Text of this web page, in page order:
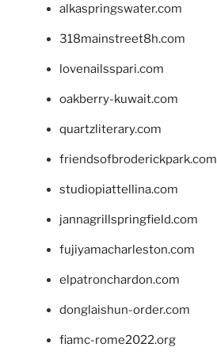
alkaspringswater.com
318mainstreet8h.com
lovenailsspari.com
oakberry-kuwait.com
quartzliterary.com
friendsofbroderickpark.com
studiopiattellina.com
jannagrillspringfield.com
fujiyamacharleston.com
elpatronchardon.com
donglaishun-order.com
fiamc-rome2022.org